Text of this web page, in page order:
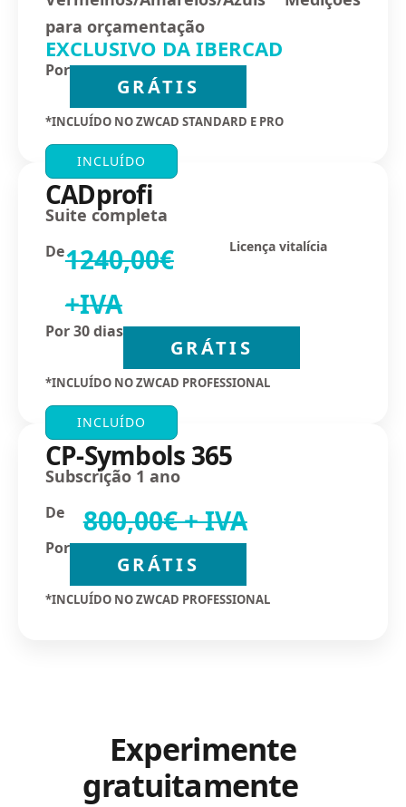
para orçamentação
EXCLUSIVO DA IBERCAD
Por
GRÁTIS
*INCLUÍDO NO ZWCAD STANDARD E PRO
INCLUÍDO
CADprofi
Suite completa
De1240,00€
+IVA
Licença vitalícia
Por 30 dias
GRÁTIS
*INCLUÍDO NO ZWCAD PROFESSIONAL
INCLUÍDO
CP-Symbols 365
Subscrição 1 ano
De 800,00€ + IVA
Por
GRÁTIS
*INCLUÍDO NO ZWCAD PROFESSIONAL
Experimente
gratuitamente